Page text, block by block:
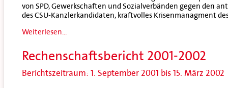
von SPD, Gewerkschaften und Sozialverbänden gegen den
des CSU-Kanzlerkandidaten, kraftvolles Krisenmanagment
Weiterlesen...
Rechenschaftsbericht 2001-2002
Berichtszeitraum: 1. September 2001 bis 15. März 2002